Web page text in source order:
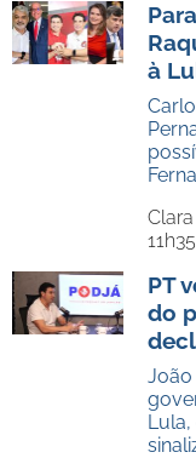
à
PT
do
Lula,